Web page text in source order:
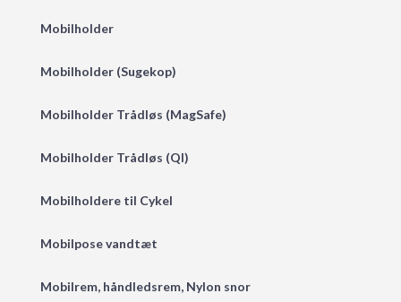
Mobilholder
Mobilholder (Sugekop)
Mobilholder Trådløs (MagSafe)
Mobilholder Trådløs (QI)
Mobilholdere til Cykel
Mobilpose vandtæt
Mobilrem, håndledsrem, Nylon snor